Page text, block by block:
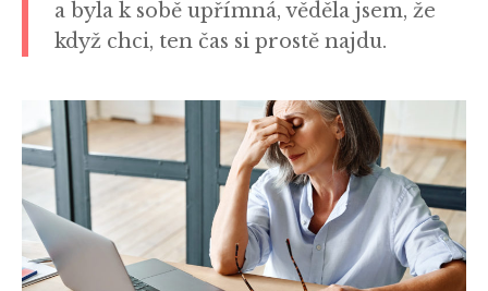
a byla k sobě upřímná, věděla jsem, že
když chci, ten čas si prostě najdu.